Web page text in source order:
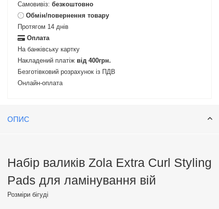
Самовивіз: безкоштовно
Обмін/повернення товару
Протягом 14 днів
Оплата
На банківську картку
Накладений платіж від 400грн.
Безготівковий розрахунок із ПДВ
Онлайн-оплата
ОПИС
Набір валиків Zola Extra Curl Styling
Pads для ламінування вій
Розміри бігуді